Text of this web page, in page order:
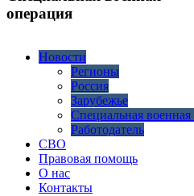
операция
Новости
Регионы
Россия
Зарубежье
Специальная военная
Работодатель
СВО
Правовая помощь
О нас
Контакты